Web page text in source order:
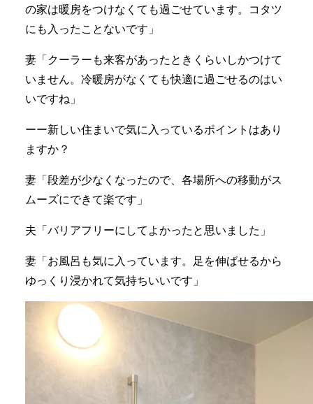
の家は暖房をつけなくても過ごせています。コタツ
にも入ったことないです」
妻「クーラーも来客があったときくらいしかつけて
いません。冷暖房がなくても快適に過ごせるのはい
いですね」
ーー新しい住まいで気に入っているポイントはあり
ますか？
妻「段差が少なくなったので、各場所への移動がス
ムーズにできて楽です」
夫「バリアフリーにしてよかったと思いました」
妻「お風呂も気に入っています。足を伸ばせるから
ゆっくり浸かれて気持ちいいです」